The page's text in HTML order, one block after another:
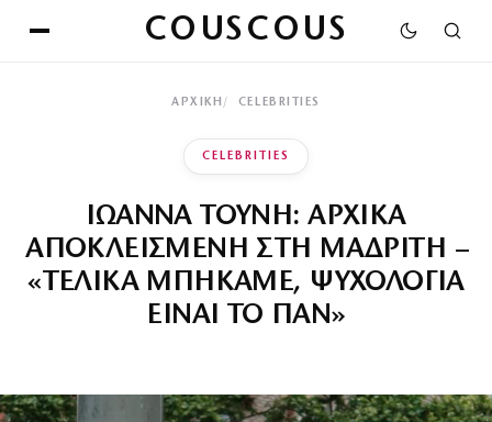
COUSCOUS
ΑΡΧΙΚΉ CELEBRITIES
CELEBRITIES
ΙΩΑΝΝΑ ΤΟΥΝΗ: ΑΡΧΙΚΑ
ΑΠΟΚΛΕΙΣΜΕΝΗ ΣΤΗ ΜΑΔΡΙΤΗ –
«ΤΕΛΙΚΑ ΜΠΗΚΑΜΕ, ΨΥΧΟΛΟΓΙΑ
ΕΙΝΑΙ ΤΟ ΠΑΝ»